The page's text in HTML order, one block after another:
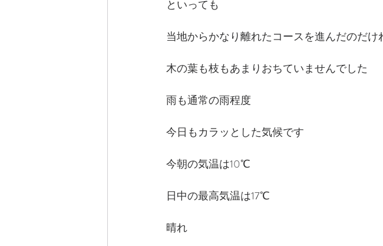
といっても
当地からかなり離れたコースを進んだのだけ
木の葉も枝もあまりおちていませんでした
雨も通常の雨程度
今日もカラッとした気候です
今朝の気温は10℃
日中の最高気温は17℃
晴れ